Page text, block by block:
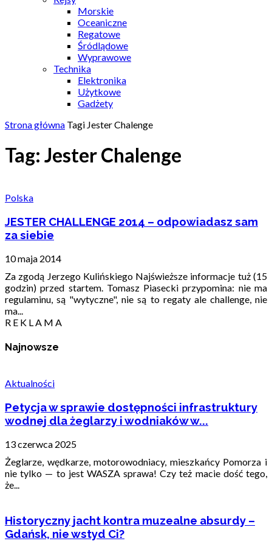
Morskie
Oceaniczne
Regatowe
Śródlądowe
Wyprawowe
Technika
Elektronika
Użytkowe
Gadżety
Strona główna Tagi Jester Chalenge
Tag: Jester Chalenge
Polska
JESTER CHALLENGE 2014 – odpowiadasz sam
za siebie
10 maja 2014
Za zgodą Jerzego Kulińskiego Najświeższe informacje tuż (15
godzin) przed startem. Tomasz Piasecki przypomina: nie ma
regulaminu, są "wytyczne", nie są to regaty ale challenge, nie
ma...
R E K L A M A
Najnowsze
Aktualności
Petycja w sprawie dostępności infrastruktury
wodnej dla żeglarzy i wodniaków w...
13 czerwca 2025
Żeglarze, wędkarze, motorowodniacy, mieszkańcy Pomorza i
nie tylko — to jest WASZA sprawa! Czy też macie dość tego,
że...
Historyczny jacht kontra muzealne absurdy –
Gdańsk, nie wstyd Ci?